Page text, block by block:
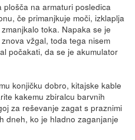
plošča na armaturi posledica
če primanjkuje moči, izklaplja
toka. Napaka se je
vžgal, toda tega nisem
počakati, da se je akumulator
konjičku dobro, kitajske kable
kakemu zbiralcu barvnih
za reševanje zagat s praznimi
dneh, ko je hladno zaganjanje